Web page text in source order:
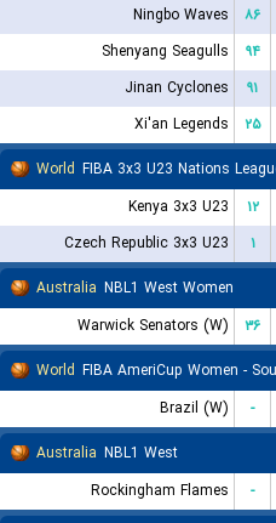
Ningbo Waves
۸۶
Shenyang Seagulls
۹۴
Jinan Cyclones
۹۱
Xi'an Legends
۲۵
World FIBA 3x3 U23 Nations
Kenya 3x3 U23
۱۲
Czech Republic 3x3 U23
۱
Australia NBL1 West Women
Warwick Senators (W)
۳۶
World FIBA AmeriCup Women -
Brazil (W)
-
Australia NBL1 West
Rockingham Flames
-